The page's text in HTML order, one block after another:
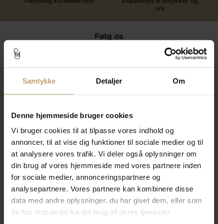
Samtykke Detaljer Om
Denne hjemmeside bruger cookies
Vi bruger cookies til at tilpasse vores indhold og
annoncer, til at vise dig funktioner til sociale medier og til
at analysere vores trafik. Vi deler også oplysninger om
din brug af vores hjemmeside med vores partnere inden
for sociale medier, annonceringspartnere og
analysepartnere. Vores partnere kan kombinere disse
data med andre oplysninger, du har givet dem, eller som
de har indsamlet fra din brug af deres tjenester.
ure
Følg os
Kontakt
Information
Praktiske Sider
Leveringsmuligheder
Betalingsmuligheder